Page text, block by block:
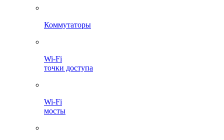
Коммутаторы
Wi-Fi
точки доступа
Wi-Fi
мосты